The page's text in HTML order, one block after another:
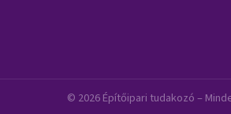
© 2026 Építőipari tudakozó –